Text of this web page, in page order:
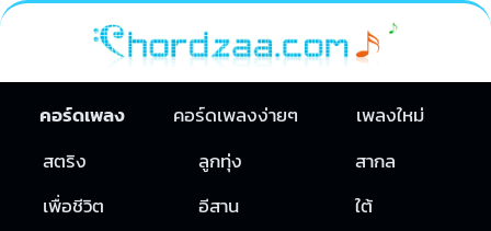
คอร์ดเพลง คอร์ดเพลงง่ายๆ
เพลงใหม่
สตริง
ลูกทุ่ง
สากล
เพื่อชีวิต
อีสาน
ใต้